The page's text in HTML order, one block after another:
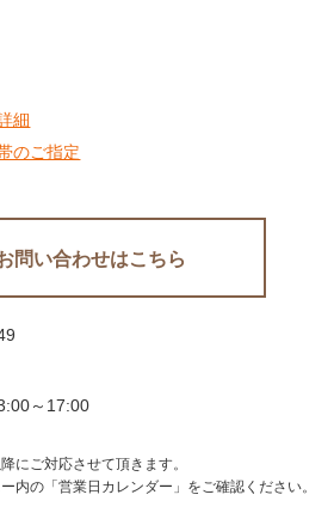
細
のご指定
問い合わせはこちら
～17:00
にご対応させて頂きます。
内の「営業日カレンダー」をご確認ください。